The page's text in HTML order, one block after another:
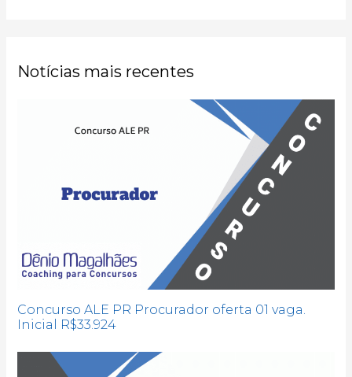
Notícias mais recentes
Concurso ALE PR Procurador oferta 01 vaga.
Inicial R$33.924